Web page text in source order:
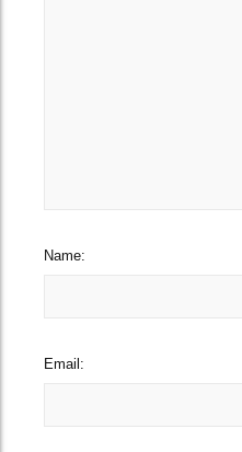
Name:
Email: